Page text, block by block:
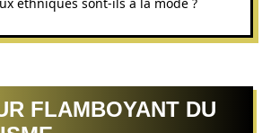
FLAMBOYANT DU